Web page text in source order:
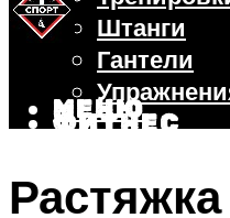
Штанги
Гантели
ФИТНЕС
МЕНЮ